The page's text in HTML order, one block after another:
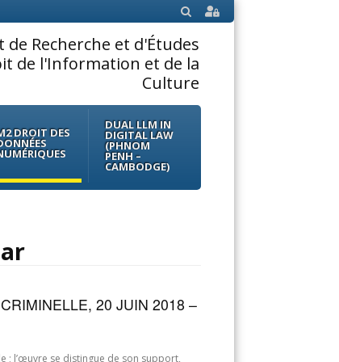
SEARCH
Recherche et d'Études
de l'Information et de la
Culture
DROIT DES
DUAL LLM IN
DIGITAL LAW
(PHNOM
PENH –
CAMBODGE)
20 JUIN 2018 –
; l’œuvre se distingue de son support,